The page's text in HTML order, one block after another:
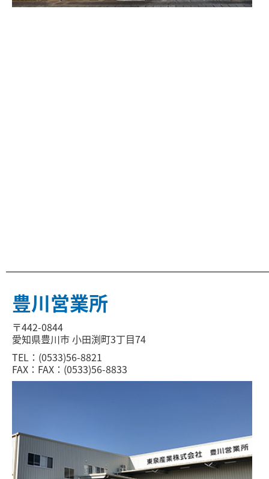
豊川営業所
〒442-0844
愛知県豊川市 小田渕町3丁目74
TEL：(0533)56-8821
FAX：FAX：(0533)56-8833